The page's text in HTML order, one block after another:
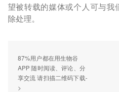
望被转载的媒体或个人可与我
除处理。
87%用户都在用生物谷
APP 随时阅读、评论、分
享交流 请扫描二维码下载-
>